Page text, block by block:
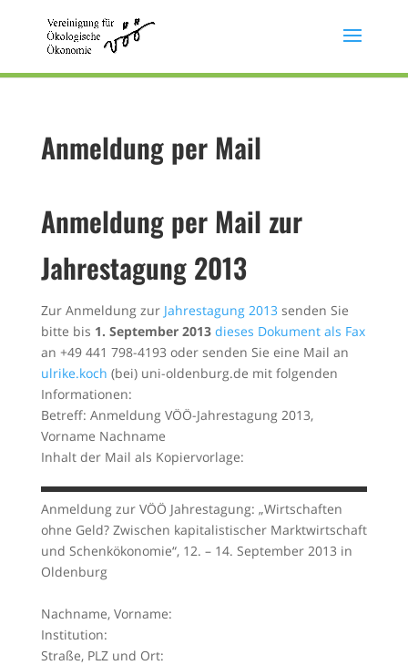
Anmeldung per Mail
Anmeldung per Mail zur
Jahrestagung 2013
Zur Anmeldung zur Jahrestagung 2013senden Sie
bitte bis 1. September 2013 dieses Dokument als Fax
an +49 441 798-4193 oder senden Sie eine Mail an
ulrike.koch (bei) uni-oldenburg.de mit folgenden
Informationen:
Betreff: Anmeldung VÖÖ-Jahrestagung 2013,
Vorname Nachname
Inhalt der Mail als Kopiervorlage:
Anmeldung zur VÖÖ Jahrestagung: „Wirtschaften
ohne Geld? Zwischen kapitalistischer Marktwirtschaft
und Schenkökonomie“, 12. – 14. September 2013 in
Oldenburg
Nachname, Vorname:
Institution:
Straße, PLZ und Ort: